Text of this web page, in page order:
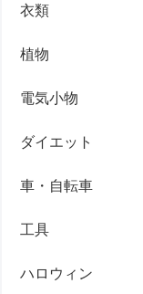
衣類
植物
電気小物
ダイエット
車・自転車
工具
ハロウィン